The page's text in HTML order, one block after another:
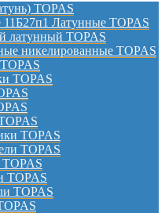
TOPAS
Латунные TOPAS
латунный TOPAS
никелированные TOPAS
TOPAS
TOPAS
TOPAS
TOPAS
TOPAS